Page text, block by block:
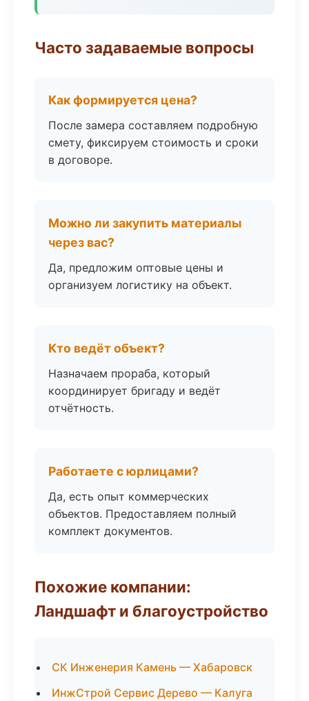
Часто задаваемые вопросы
Как формируется цена?
После замера составляем подробную
смету, фиксируем стоимость и сроки
в договоре.
Можно ли закупить материалы
через вас?
Да, предложим оптовые цены и
организуем логистику на объект.
Кто ведёт объект?
Назначаем прораба, который
координирует бригаду и ведёт
отчётность.
Работаете с юрлицами?
Да, есть опыт коммерческих
объектов. Предоставляем полный
комплект документов.
Похожие компании:
Ландшафт и благоустройство
СК Инженерия Камень — Хабаровск
ИнжСтрой Сервис Дерево — Калуга